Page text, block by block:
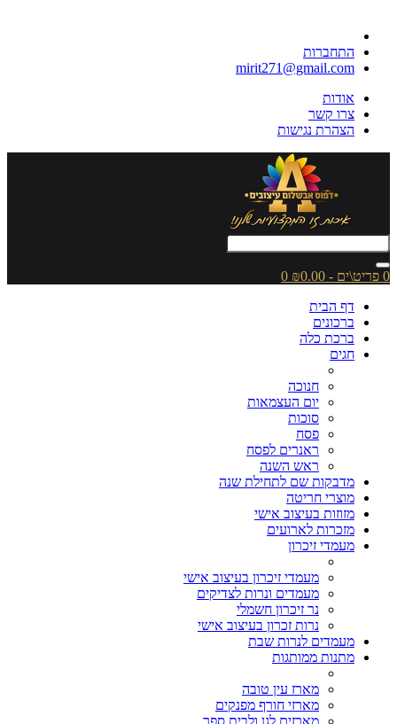
התחברות
mirit271@gmail.com
אודות
צרו קשר
הצהרת נגישות
0 פריט\ים - ₪0.00
0
דף הבית
ברכונים
ברכת כלה
חגים
חנוכה
יום העצמאות
סוכות
פסח
ראנרים לפסח
ראש השנה
מדבקות שם לתחילת שנה
מוצרי חריטה
מזוזות בעיצוב אישי
מזכרות לארועים
מעמדי זיכרון
מעמדי זיכרון בעיצוב אישי
מעמדים ונרות לצדיקים
נר זיכרון חשמלי
נרות זכרון בעיצוב אישי
מעמדים לנרות שבת
מתנות ממותגות
מארז עין טובה
מארזי חורף מפנקים
מארזים לגן ולבית ספר